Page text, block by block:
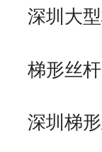
深圳大
梯形丝
深圳梯